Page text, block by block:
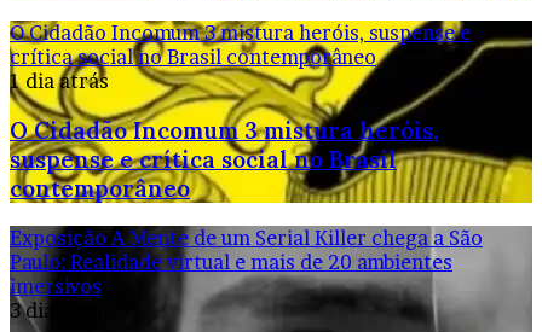
O Cidadão Incomum 3 mistura heróis, suspense e
crítica social no Brasil contemporâneo
1 dia atrás
O Cidadão Incomum 3 mistura heróis,
suspense e crítica social no Brasil
contemporâneo
Exposição A Mente de um Serial Killer chega a São
Paulo: Realidade virtual e mais de 20 ambientes
imersivos
3 dias atrás